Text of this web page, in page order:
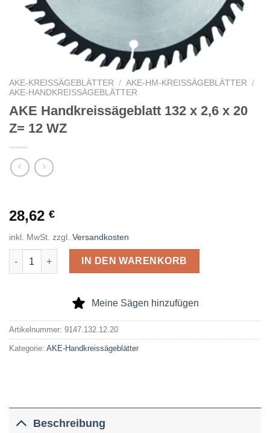
AKE-KREISSÄGEBLÄTTER / AKE-HM-KREISSÄGEBLÄTTER
/
AKE-HANDKREISSÄGEBLÄTTER
AKE Handkreissägeblatt 132 x 2,6 x 20
Z= 12 WZ
28,62 €
inkl. MwSt. zzgl. Versandkosten
AKE Handkreissägeblatt 132 x 2,6 x 20 Z= 12 WZ Menge
IN DEN WARENKORB
Meine Sägen hinzufügen
Artikelnummer: 9147.132.12.20
Kategorie: AKE-Handkreissägeblätter
Beschreibung